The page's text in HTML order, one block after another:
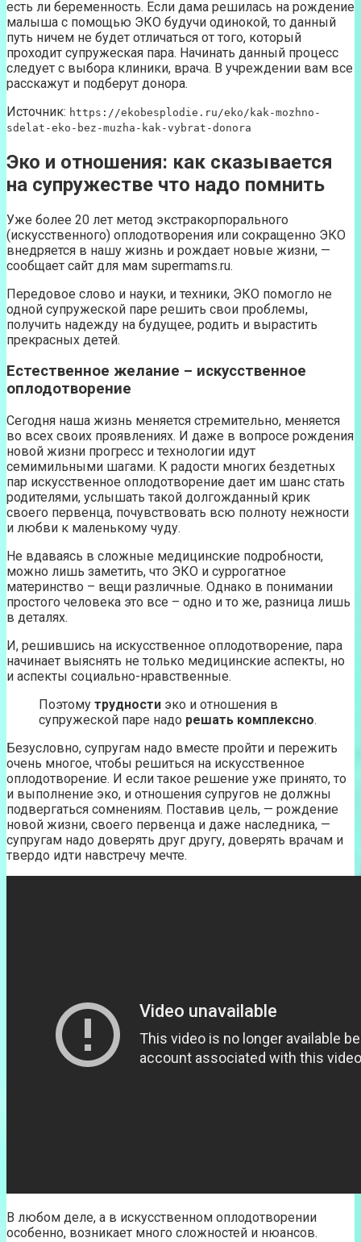
есть ли беременность. Если дама решилась на рождение
малыша с помощью ЭКО будучи одинокой, то данный
путь ничем не будет отличаться от того, который
проходит супружеская пара. Начинать данный процесс
следует с выбора клиники, врача. В учреждении вам все
расскажут и подберут донора.
Источник: https://ekobesplodie.ru/eko/kak-mozhno-
sdelat-eko-bez-muzha-kak-vybrat-donora
Эко и отношения: как сказывается
на супружестве что надо помнить
Уже более 20 лет метод экстракорпорального
(искусственного) оплодотворения или сокращенно ЭКО
внедряется в нашу жизнь и рождает новые жизни, —
сообщает сайт для мам supermams.ru.
Передовое слово и науки, и техники, ЭКО помогло не
одной супружеской паре решить свои проблемы,
получить надежду на будущее, родить и вырастить
прекрасных детей.
Естественное желание – искусственное
оплодотворение
Сегодня наша жизнь меняется стремительно, меняется
во всех своих проявлениях. И даже в вопросе рождения
новой жизни прогресс и технологии идут
семимильными шагами. К радости многих бездетных
пар искусственное оплодотворение дает им шанс стать
родителями, услышать такой долгожданный крик
своего первенца, почувствовать всю полноту нежности
и любви к маленькому чуду.
Не вдаваясь в сложные медицинские подробности,
можно лишь заметить, что ЭКО и суррогатное
материнство – вещи различные. Однако в понимании
простого человека это все – одно и то же, разница лишь
в деталях.
И, решившись на искусственное оплодотворение, пара
начинает выяснять не только медицинские аспекты, но
и аспекты социально-нравственные.
Поэтому трудности эко и отношения в
супружеской паре надо решать комплексно.
Безусловно, супругам надо вместе пройти и пережить
очень многое, чтобы решиться на искусственное
оплодотворение. И если такое решение уже принято, то
и выполнение эко, и отношения супругов не должны
подвергаться сомнениям. Поставив цель, — рождение
новой жизни, своего первенца и даже наследника, —
супругам надо доверять друг другу, доверять врачам и
твердо идти навстречу мечте.
В любом деле, а в искусственном оплодотворении
особенно, возникает много сложностей и нюансов.